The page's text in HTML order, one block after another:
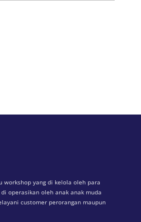
workshop yang di kelola oleh para
operasikan oleh anak anak muda
customer perorangan maupun